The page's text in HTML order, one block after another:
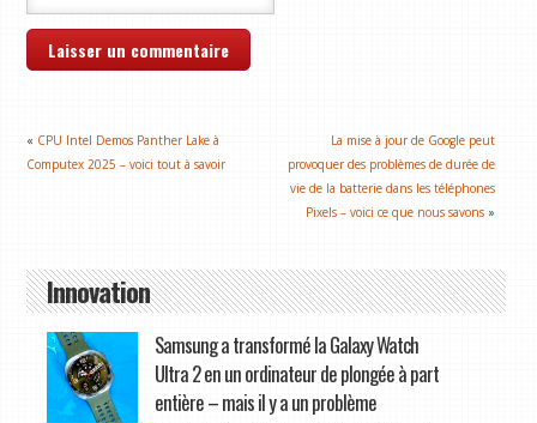
« CPU Intel Demos Panther Lake à
Computex 2025 – voici tout à savoir
La mise à jour de Google peut
provoquer des problèmes de durée de
vie de la batterie dans les téléphones
Pixels – voici ce que nous savons »
Innovation
Samsung a transformé la Galaxy Watch
Ultra 2 en un ordinateur de plongée à part
entière – mais il y a un problème